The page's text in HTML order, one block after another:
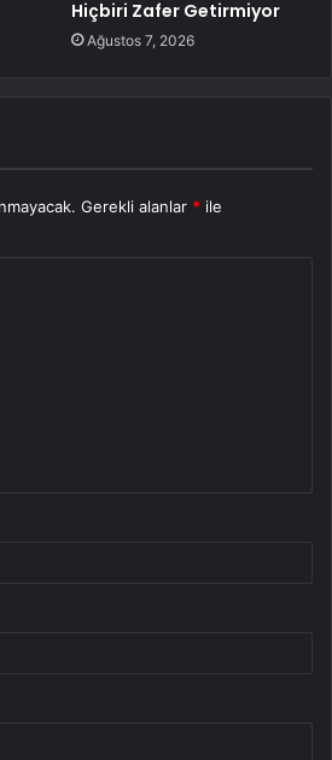
Hiçbiri Zafer Getirmiyor
Ağustos 7, 2026
Gerekli alanlar * ile